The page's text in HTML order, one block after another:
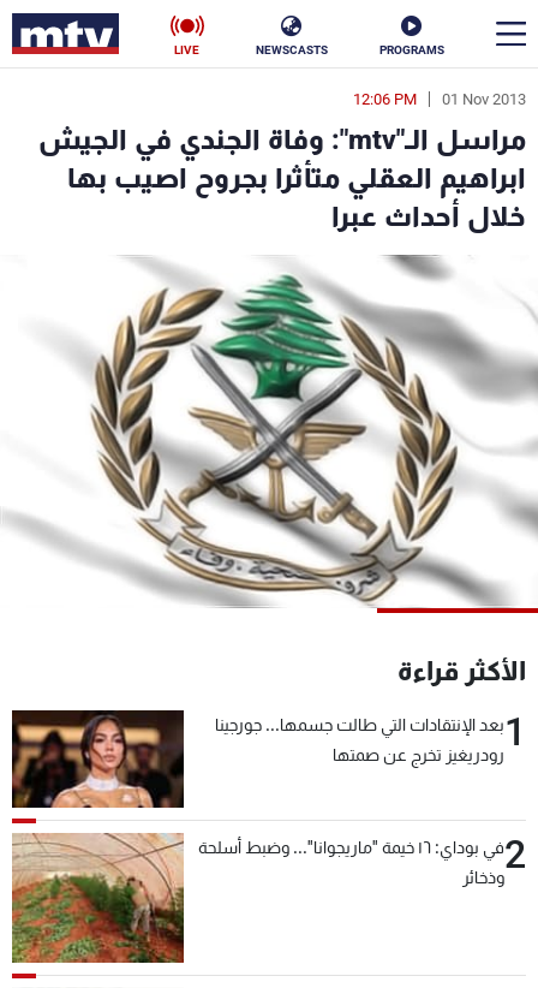
PROGRAMS
NEWSCASTS
LIVE
01 Nov 2013
12:06 PM
مراسل الـ"mtv": وفاة الجندي في الجيش
ابراهيم العقلي متأثرا بجروح اصيب بها
خلال أحداث عبرا
الأكثر قراءة
1بعد الإنتقادات التي طالت جسمها... جورجينا
رودريغيز تخرج عن صمتها
2
في بوداي: ١٦ خيمة "ماريجوانا"... وضبط أسلحة
وذخائر
en
الأخبار
سياسة
منوعات رياضة
كأس العالم
البرامج
جدول البرامج
شاهد البرامج
الترددات
عن MTV
لاعلاناتكم
شروط الإسـتخدام
سياسة الخصوصية